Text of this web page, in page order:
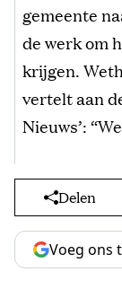
gemeente
de werk om
krijgen.
vertelt aan
Nieuws’:
Delen
Voeg ons